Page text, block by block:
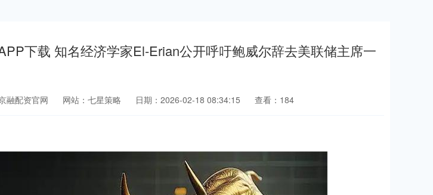
下载 知名经济学家El-Erian公开呼吁鲍威尔辞去美联储主席一
融配资官网 网站：七星策略 日期：2026-02-18 08:34:15 查看：184